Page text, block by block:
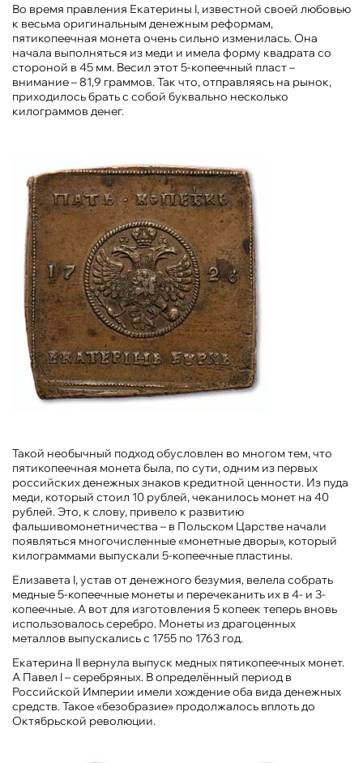
Во время правления Екатерины I, известной своей любовью
к весьма оригинальным денежным реформам,
пятикопеечная монета очень сильно изменилась. Она
начала выполняться из меди и имела форму квадрата со
стороной в 45 мм. Весил этот 5-копеечный пласт –
внимание – 81,9 граммов. Так что, отправляясь на рынок,
приходилось брать с собой буквально несколько
килограммов денег.
Такой необычный подход обусловлен во многом тем, что
пятикопеечная монета была, по сути, одним из первых
российских денежных знаков кредитной ценности. Из пуда
меди, который стоил 10 рублей, чеканилось монет на 40
рублей. Это, к слову, привело к развитию
фальшивомонетничества – в Польском Царстве начали
появляться многочисленные «монетные дворы», который
килограммами выпускали 5-копеечные пластины.
Елизавета I, устав от денежного безумия, велела собрать
медные 5-копеечные монеты и перечеканить их в 4- и 3-
копеечные. А вот для изготовления 5 копеек теперь вновь
использовалось серебро. Монеты из драгоценных
металлов выпускались с 1755 по 1763 год.
Екатерина II вернула выпуск медных пятикопеечных монет.
А Павел I – серебряных. В определённый период в
Российской Империи имели хождение оба вида денежных
средств. Такое «безобразие» продолжалось вплоть до
Октябрьской революции.